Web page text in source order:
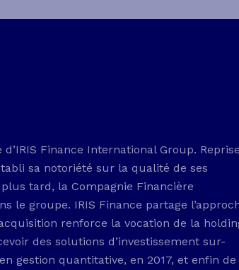
Finance International Group. Reprise
sa notoriété sur la qualité de ses
tard, la Compagnie Financière
le groupe. IRIS Finance partage
renforce la vocation de la
des solutions d’investissement sur-
gestion quantitative, en 2017, et enfin de